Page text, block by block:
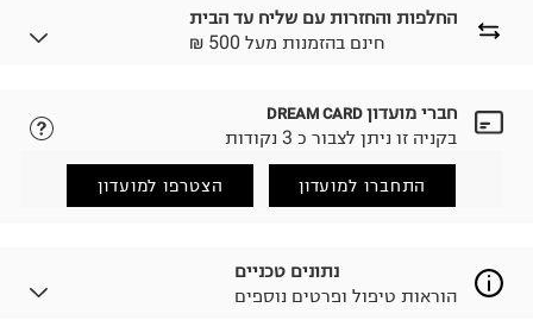
החלפות והחזרות עם שליח עד הבית
₪ חינם בהזמנות מעל 500
לבחירת בשיטת המשלוח המתאימה לכם,
הזמנתם והתחרטתם?
(במקום ב-19.9 ₪) לזמן מוגבל! חינם בהזמנות מעל 500 ₪.
למידע נא ללחוץ כאן
.
לפני החזרת החבילה, חשוב להדביק את מדבקת הגוביינא על
חברי מועדון DREAM CARD
בקניה זו ניתן לצבור כ 3 נקודות
התחברו למועדון הצטרפו למועדון
נתונים טכניים
הוראות טיפול ופרטים נוספים